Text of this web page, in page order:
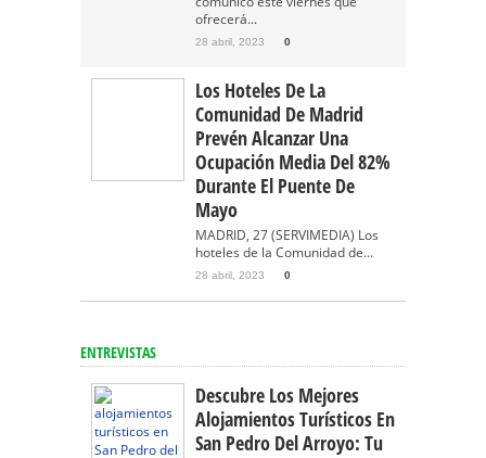
ofrecerá...
28 abril, 2023 0
Los Hoteles De La
Comunidad De Madrid
Prevén Alcanzar Una
Ocupación Media Del 82%
Durante El Puente De
Mayo
MADRID, 27 (SERVIMEDIA) Los
hoteles de la Comunidad de...
28 abril, 2023 0
ENTREVISTAS
Descubre Los Mejores
Alojamientos Turísticos En
San Pedro Del Arroyo: Tu